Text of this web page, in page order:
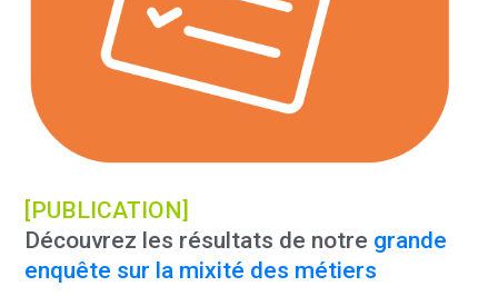
[PUBLICATION]
Découvrez les résultats de notre grande
enquête sur la mixité des métiers